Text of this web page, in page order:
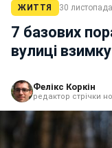
ЖИТТЯ 30
7 базових
вулиці взимку
Фелікс Коркін
редактор стрічки